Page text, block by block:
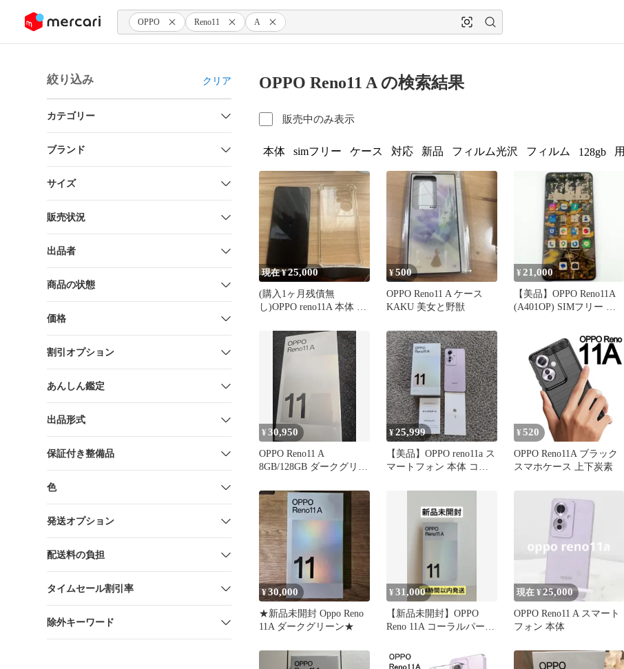
ツにスキップ OPPO Reno11 A
絞り込み クリア
カテゴリー
ブランド
サイズ
販売状況
出品者
商品の状態
価格
割引オプション
あんしん鑑定
出品形式
保証付き整備品
色
発送オプション
配送料の負担
タイムセール割引率
除外キーワード
OPPO Reno11 A の検索結果
販売中のみ表示
本体 simフリー ケース 対応 新品 フィルム光沢 フィルム 128gb 用
現在 ¥25,000
(購入1ヶ月残債無
し)OPPO reno11A 本体 ク
¥500
OPPO Reno11 A ケース
KAKU 美女と野獣
¥21,000
【美品】OPPO Reno11A
(A401OP) SIMフリー ワ
¥30,950
OPPO Reno11 A
8GB/128GB ダークグリー
¥25,999
【美品】OPPO reno11a ス
マートフォン 本体 コー
¥ 520
OPPO Reno11A ブラック
スマホケース 上下炭素
¥30,000
★新品未開封 Oppo Reno
11A ダークグリーン★
¥31,000
【新品未開封】OPPO
Reno 11A コーラルパープ
現在 ¥25,000
OPPO Reno11 A スマート
フォン 本体